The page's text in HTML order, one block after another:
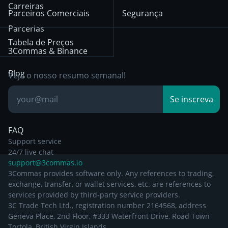
Bybit
Trading
Position Trading
Day Trading
Breakout Trading
Privacy Notice from
December 29th 2024
Other Legal
Documentation
Carreiras
Parcerias
3Commas & Binance
Blog
Base de
Conhecimento
FAQ
Parceiros Comerciais
Tabela de Preços
Segurança
Veja o nosso resumo semanal!
Se inscreva
Support service
24/7 live chat
support@3commas.io
3Commas provides software only. Any references to trading,
exchange, transfer, or wallet services, etc. are references to
services provided by third-party service providers.
3C Trade Tech Ltd., registration number 2164568, address
Geneva Place, 2nd Floor, #333 Waterfront Drive, Road Town